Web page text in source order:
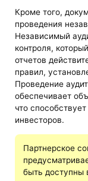
Кроме того,
проведения
Независимый
контроля,
отчетов
правил,
Проведение
обеспечивает
что
инвесторов.
Партнерское
быть доступны